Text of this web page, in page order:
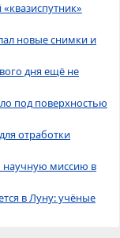
новые снимки и
дня ещё не
под поверхностью
отработки
научную миссию в
в Луну: учёные